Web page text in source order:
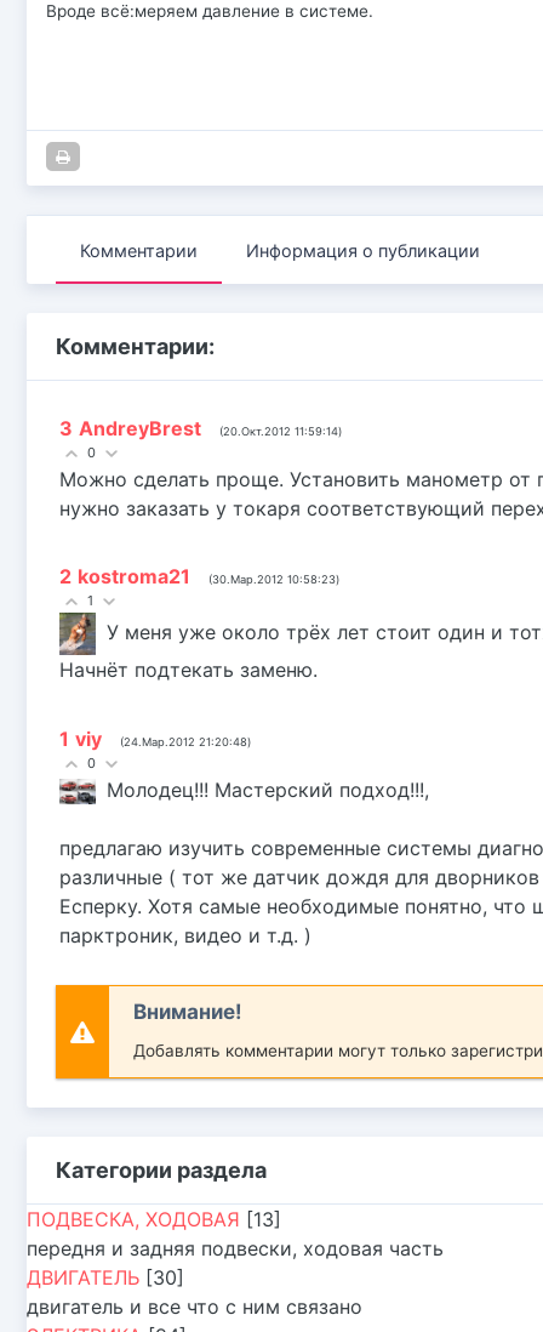
Вроде всё:меряем давление в системе.
Комментарии Информация о публикации
Комментарии:
3 AndreyBrest (20.Окт.2012 11:59:14)
0
Можно сделать проще. Установить манометр от
нужно заказать у токаря соответствующий
2 kostroma21 (30.Мар.2012 10:58:23)
1
У меня уже около трёх лет стоит один и
Начнёт подтекать заменю.
1 viy (24.Мар.2012 21:20:48)
0
Молодец!!! Мастерский подход!!!,
предлагаю изучить современные системы
различные ( тот же датчик дождя для
Есперку. Хотя самые необходимые понятно,
парктроник, видео и т.д. )
Внимание!
Добавлять комментарии могут только
Категории раздела
ПОДВЕСКА, ХОДОВАЯ [13]
передня и задняя подвески, ходовая часть
ДВИГАТЕЛЬ [30]
двигатель и все что с ним связано